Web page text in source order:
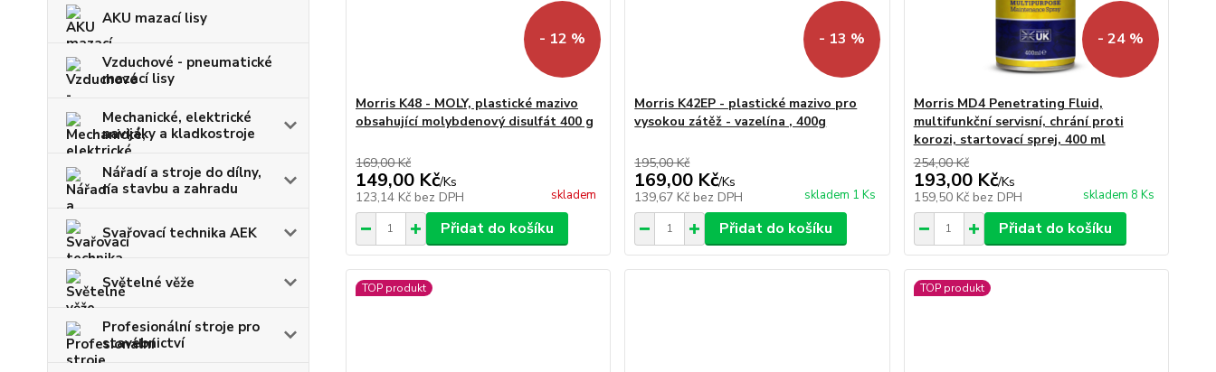
AKU mazací lisy
Vzduchové - pneumatické
mazací lisy
Mechanické, elektrické
navijáky a kladkostroje
Nářadí a stroje do dílny,
na stavbu a zahradu
Svařovací technika AEK
Světelné věže
Profesionální stroje pro
stavebnictví
- 12 %
Morris K48 - MOLY, plastické mazivo
obsahující molybdenový disulfát 400 g
169,00 Kč
149,00 Kč/Ks
123,14 Kč bez DPH skladem
Přidat do košíku
- 13 %
Morris K42EP - plastické mazivo pro
vysokou zátěž - vazelína , 400g
195,00 Kč
169,00 Kč/Ks
139,67 Kč bez DPH skladem 1 Ks
Přidat do košíku
- 24 %
Morris MD4 Penetrating Fluid,
multifunkční servisní, chrání proti
korozi, startovací sprej, 400 ml
254,00 Kč
193,00 Kč/Ks
159,50 Kč bez DPH skladem 8 Ks
Přidat do košíku
TOP produkt TOP produkt